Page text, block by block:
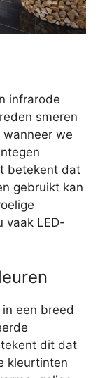
infrarode
smeren
we
betekent dat
gebruikt kan
vaak LED-
een breed
dit dat
kleurtinten